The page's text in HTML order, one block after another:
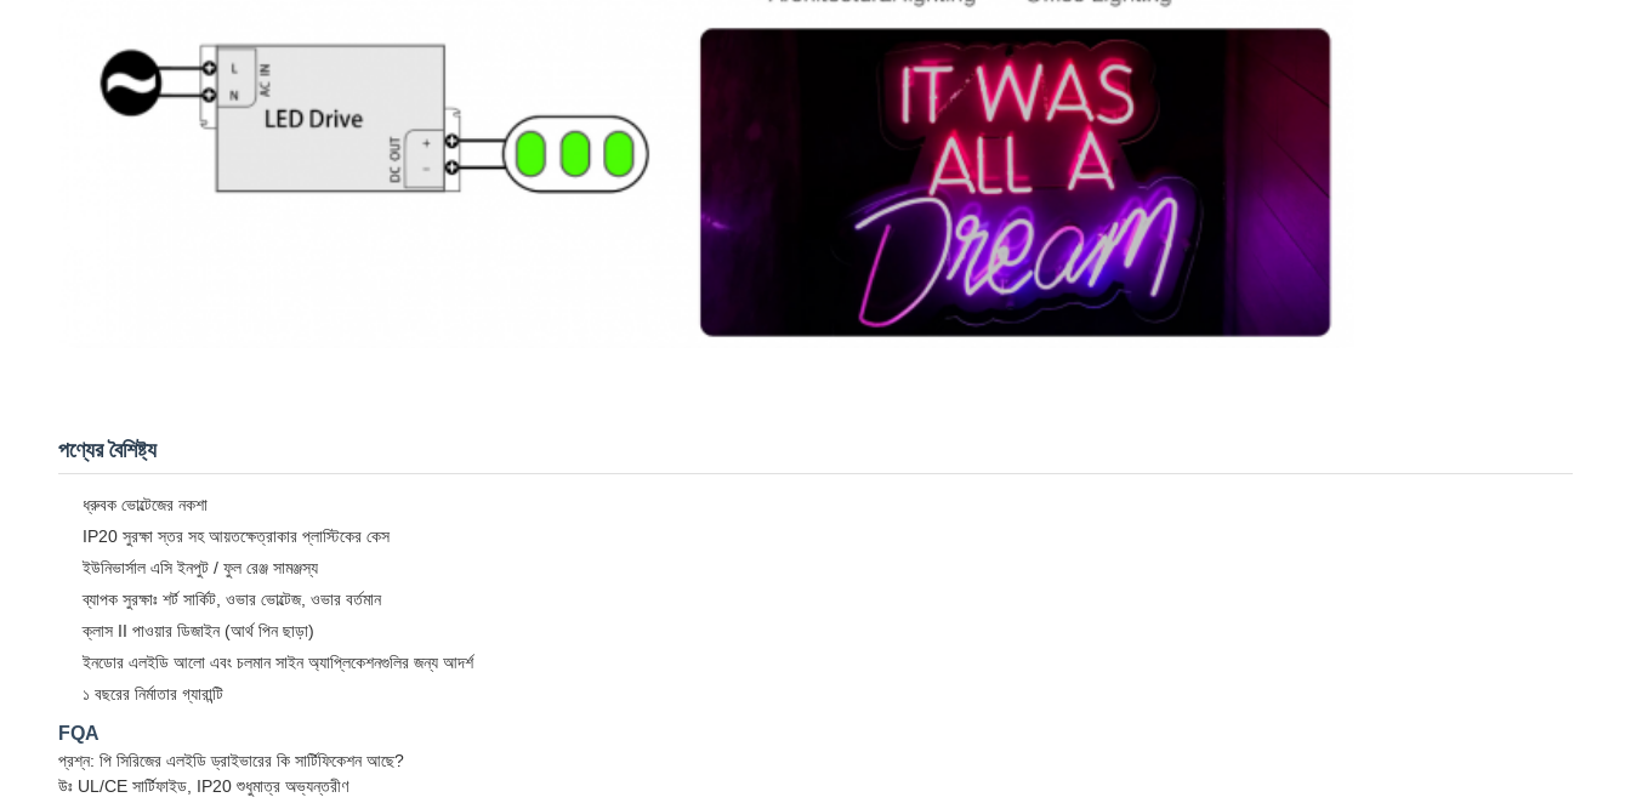
পণ্যের বৈশিষ্ট্য
ধ্রুবক ভোল্টেজের নকশা
IP20 সুরক্ষা স্তর সহ আয়তক্ষেত্রাকার প্লাস্টিকের কেস
ইউনিভার্সাল এসি ইনপুট / ফুল রেঞ্জ সামঞ্জস্য
ব্যাপক সুরক্ষাঃ শর্ট সার্কিট, ওভার ভোল্টেজ, ওভার বর্তমান
ক্লাস II পাওয়ার ডিজাইন (আর্থ পিন ছাড়া)
ইনডোর এলইডি আলো এবং চলমান সাইন অ্যাপ্লিকেশনগুলির জন্য আদর্শ
১ বছরের নির্মাতার গ্যারান্টি
FQA
প্রশ্ন: পি সিরিজের এলইডি ড্রাইভারের কি সার্টিফিকেশন আছে?
উঃ UL/CE সার্টিফাইড, IP20 শুধুমাত্র অভ্যন্তরীণ